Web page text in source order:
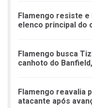
Flamengo resiste e
elenco principal do
Flamengo busca
canhoto do
Flamengo reavalia
atacante após